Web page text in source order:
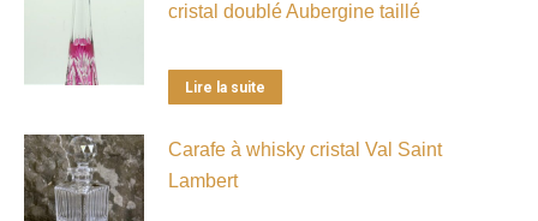
cristal doublé Aubergine taillé
Lire la suite
Carafe à whisky cristal Val Saint
Lambert